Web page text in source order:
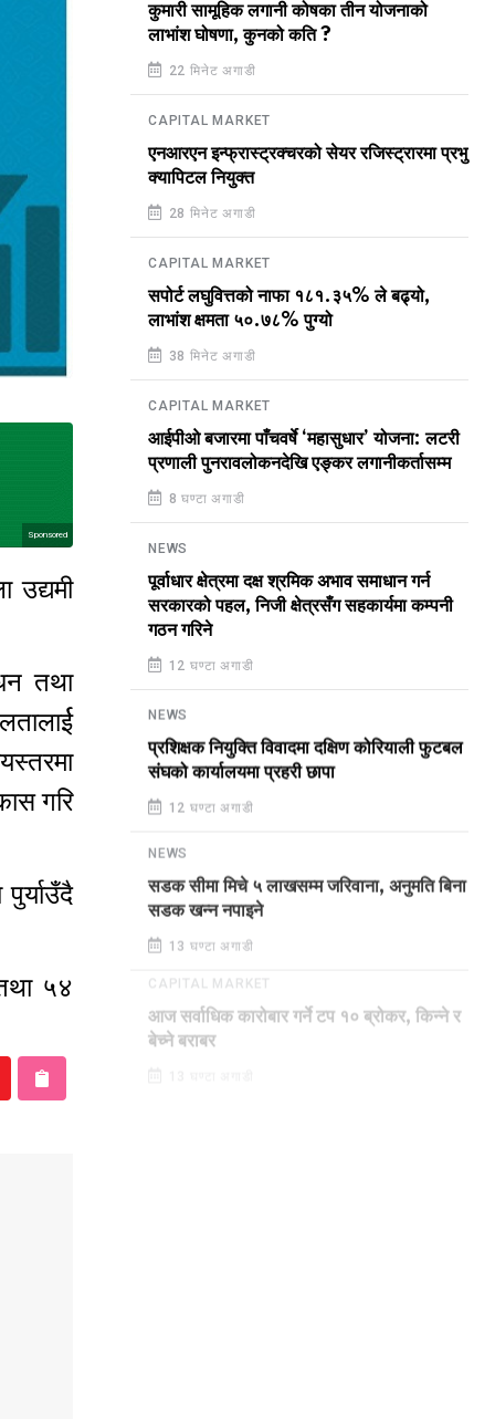
Sponsored
उद्यमी
तथा
गरि
५४
कुमारी सामूहिक लगानी कोषका तीन योजनाको
लाभांश घोषणा, कुनको कति ?
22 मिनेट अगाडी
CAPITAL MARKET
एनआरएन इन्फ्रास्ट्रक्चरको सेयर रजिस्ट्रारमा प्रभु
क्यापिटल नियुक्त
28 मिनेट अगाडी
CAPITAL MARKET
सपोर्ट लघुवित्तको नाफा १८१.३५% ले बढ्यो,
लाभांश क्षमता ५०.७८% पुग्यो
38 मिनेट अगाडी
CAPITAL MARKET
आईपीओ बजारमा पाँचवर्षे ‘महासुधार’ योजना: लटरी
प्रणाली पुनरावलोकनदेखि एङ्कर लगानीकर्तासम्म
8 घण्टा अगाडी
NEWS
पूर्वाधार क्षेत्रमा दक्ष श्रमिक अभाव समाधान गर्न
सरकारको पहल, निजी क्षेत्रसँग सहकार्यमा कम्पनी
गठन गरिने
12 घण्टा अगाडी
NEWS
प्रशिक्षक नियुक्ति विवादमा दक्षिण कोरियाली फुटबल
संघको कार्यालयमा प्रहरी छापा
12 घण्टा अगाडी
NEWS
सडक सीमा मिचे ५ लाखसम्म जरिवाना, अनुमति बिना
सडक खन्न नपाइने
13 घण्टा अगाडी
आज सर्वाधिक कारोबार गर्ने टप १० ब्रोकर, किन्ने र